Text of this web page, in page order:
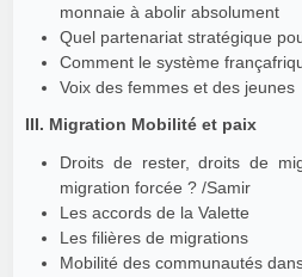
monnaie à abolir absolument
Quel partenariat stratégique
Comment le système
Voix des femmes et des jeunes
III. Migration Mobilité et paix
Droits de rester, droits de
migration forcée ? /Samir
Les accords de la Valette
Les filières de migrations
Mobilité des communautés